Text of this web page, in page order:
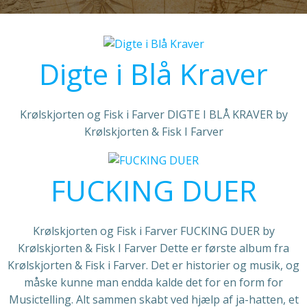
Digte i Blå Kraver
Krølskjorten og Fisk i Farver DIGTE I BLÅ KRAVER by
Krølskjorten & Fisk I Farver
FUCKING DUER
Krølskjorten og Fisk i Farver FUCKING DUER by
Krølskjorten & Fisk I Farver Dette er første album fra
Krølskjorten & Fisk i Farver. Det er historier og musik, og
måske kunne man endda kalde det for en form for
Musictelling. Alt sammen skabt ved hjælp af ja-hatten, et